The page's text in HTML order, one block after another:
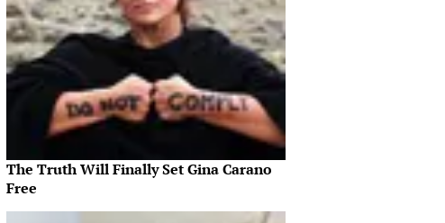
The Truth Will Finally Set Gina Carano
Free